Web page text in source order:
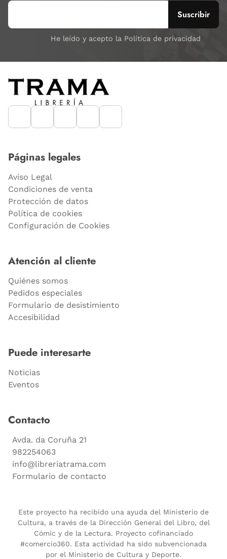
He leído y acepto la Política de privacidad
Páginas legales
Aviso Legal
Condiciones de venta
Protección de datos
Política de cookies
Configuración de Cookies
Atención al cliente
Quiénes somos
Pedidos especiales
Formulario de desistimiento
Accesibilidad
Puede interesarte
Noticias
Eventos
Contacto
Avda. da Coruña 21
982254063
info@libreriatrama.com
Formulario de contacto
Este proyecto ha recibido una ayuda del Ministerio de
Cultura, a través de la Dirección General del Libro, del
Cómic y de la Lectura. Proyecto cofinanciado
#comercio360. Esta actividad ha sido subvencionada
por el Ministerio de Cultura y Deporte.